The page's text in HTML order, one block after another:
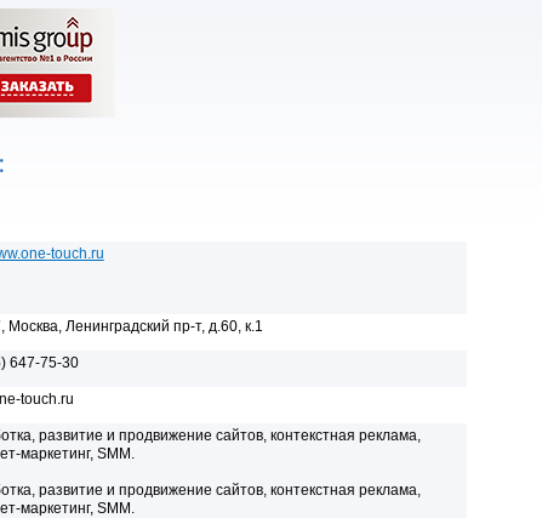
touch.ru
Москва, Ленинградский пр-т, д.60, к.1
647-75-30
touch.ru
развитие и продвижение сайтов, контекстная реклама,
маркетинг, SMM.
развитие и продвижение сайтов, контекстная реклама,
маркетинг, SMM.